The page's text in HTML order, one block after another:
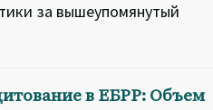
за вышеупомянутый
в ЕБРР: Объем